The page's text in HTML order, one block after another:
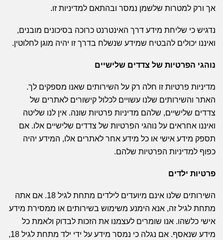
אך ורק למטרות שלשמן נמסר ובהתאם למדיניות זו.
נדגיש כי שליחת מידע דרך האינטרנט כרוכה בסיכונים מובנים,
ואיננו יכולים להבטיח שמידע שנשלח בדרך זו יהיה מוגן לחלוטין.
נוהגי הפרטיות של צדדים שלישיים
מדיניות פרטיות זו חלה רק על השירותים שאנו מספקים לך.
האתר והשירותים שלנו עשויים לכלול קישורים לאתרים של
צדדים שלישיים, שלהם מדיניות פרטיות שונה. אין לנו שליטה
ואיננו אחראים על נוהגי הפרטיות של צדדים שלישיים אלו. אם
תספק מידע אישי או כל מידע אחר לאתרים אלו, המידע יהיה
כפוף למדיניות הפרטיות שלהם.
פרטיות ילדים
השירותים שלנו אינם מיועדים לילדים מתחת לגיל 18. אם אתה
מתחת לגיל זה, אנא הימנע משימוש בשירותים או ממסירת מידע
אישי כלשהו. אנו שומרים לעצמנו את הזכות לבדוק ולאמת כל
מידע שנאסף. אם נגלה כי נמסר מידע על ידי ילד מתחת לגיל 18,